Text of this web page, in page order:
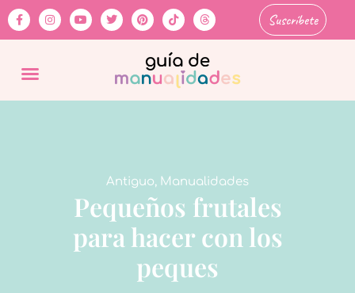
Suscríbete
Antiguo, Manualidades
Pequeños frutales
para hacer con los
peques